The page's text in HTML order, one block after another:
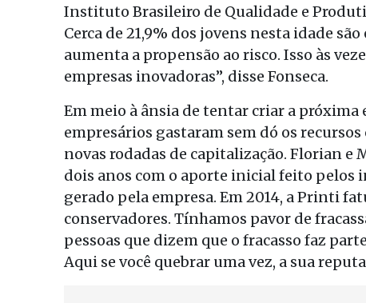
Instituto Brasileiro de Qualidade e
Cerca de 21,9% dos jovens nesta idade
aumenta a propensão ao risco. Isso às
empresas inovadoras”, disse Fonseca.
Em meio à ânsia de tentar criar a
empresários gastaram sem dó os
novas rodadas de capitalização. Florian e
dois anos com o aporte inicial feito pelos
gerado pela empresa. Em 2014, a Printi
conservadores. Tínhamos pavor de
pessoas que dizem que o fracasso faz
Aqui se você quebrar uma vez, a sua